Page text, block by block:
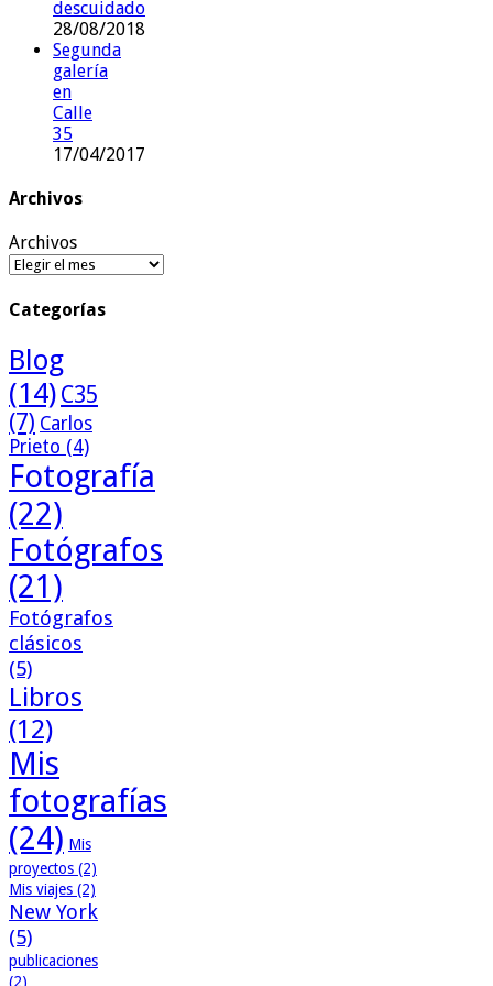
descuidado
28/08/2018
Segunda
galería
en
Calle
35
17/04/2017
Archivos
Archivos
Categorías
Blog
(14) C35
(7) Carlos
Prieto (4)
Fotografía
(22)
Fotógrafos
(21)
Fotógrafos
clásicos
(5)
Libros
(12)
Mis
fotografías
(24) Mis
proyectos (2)
Mis viajes (2)
New York
(5)
publicaciones
(2)